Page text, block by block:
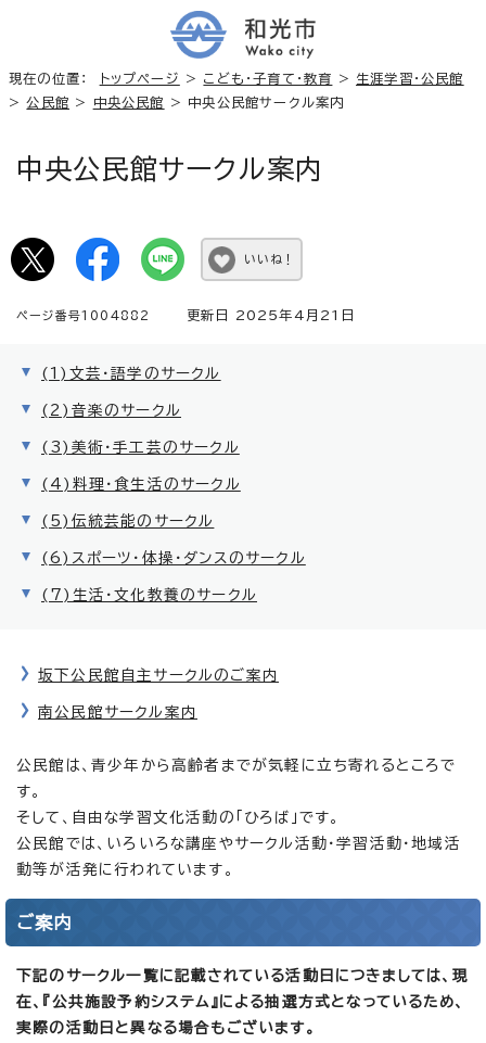
現在の位置： トップページ > こども・子育て・教育 > 生涯学習・公民館
>公民館 > 中央公民館 > 中央公民館サークル案内
中央公民館サークル案内
いいね！
ページ番号1004882 更新日 2025年4月21日
(1)文芸・語学のサークル
(2)音楽のサークル
(3)美術・手工芸のサークル
(4)料理・食生活のサークル
(5)伝統芸能のサークル
(6)スポーツ・体操・ダンスのサークル
(7)生活・文化教養のサークル
坂下公民館自主サークルのご案内
南公民館サークル案内
公民館は、青少年から高齢者までが気軽に立ち寄れるところで
す。
そして、自由な学習文化活動の「ひろば」です。
公民館では、いろいろな講座やサークル活動・学習活動・地域活
動等が活発に行われています。
ご案内
下記のサークル一覧に記載されている活動日につきましては、現
在、『公共施設予約システム』による抽選方式となっているため、
実際の活動日と異なる場合もございます。